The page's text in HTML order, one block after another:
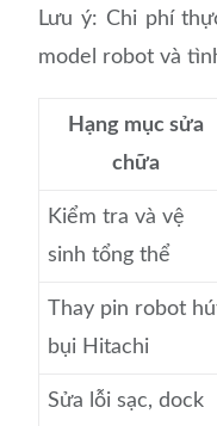
Lưu ý: Chi phí
model robot và
Hạng mục sửa
chữa
Kiểm tra và vệ
sinh tổng thể
Thay pin robot
bụi Hitachi
Sửa lỗi sạc, dock